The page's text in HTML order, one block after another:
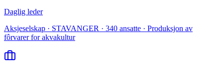
Daglig leder
Aksjeselskap · STAVANGER · 340 ansatte · Produksjon av
fôrvarer for akvakultur